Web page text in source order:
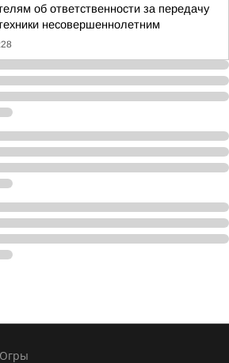
об ответственности за передачу
несовершеннолетним